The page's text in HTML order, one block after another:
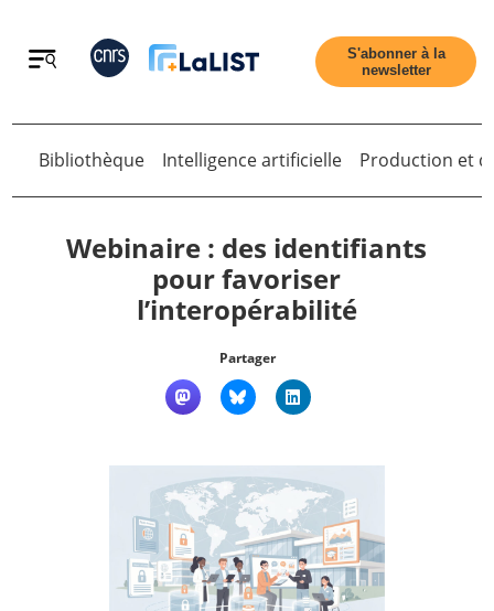
Retour
Nous suivre
S'abonner à la
newsletter
Retour
Bibliothèque Intelligence artificielle Production et
Webinaire : des identifiants
pour favoriser
l’interopérabilité
Partager